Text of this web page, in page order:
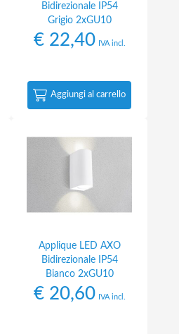
Bidirezionale IP54
Grigio 2xGU10
€22,40 IVA incl.
Aggiungi al carrello
Applique LED AXO
Bidirezionale IP54
Bianco 2xGU10
€20,60 IVA incl.